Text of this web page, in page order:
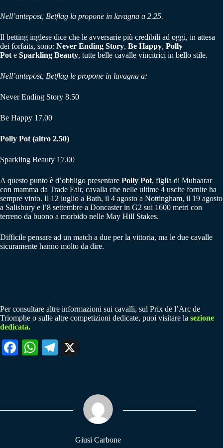
Nell’antepost, Betflag la propone in lavagna a 2.25.
Il betting inglese dice che le avversarie più credibili ad oggi, in attesa
dei forfaits, sono: Never Ending Story, Be Happy, Polly
Pot e Sparkling Beauty, tutte belle cavalle vincitrici in bello stile.
Nell’antepost, Betflag le propone in lavagna a:
Never Ending Story 8.50
Be Happy 17.00
Polly Pot (altro 2.50)
Sparkling Beauty 17.00
A questo punto è d’obbligo presentare Polly Pot, figlia di Muhaarar
con mamma da Trade Fair, cavalla che nelle ultime 4 uscite fornite ha
sempre vinto. Il 12 luglio a Bath, il 4 agosto a Nottingham, il 19 agosto
a Salisbury e l’8 settembre a Doncaster in G2 sui 1600 metri con
terreno da buono a morbido nelle May Hill Stakes.
Difficile pensare ad un match a due per la vittoria, ma le due cavalle
sicuramente hanno molto da dire.
Per consultare altre informazioni sui cavalli, sul Prix de l’Arc de
Triomphe o sulle altre competizioni dedicate, puoi visitare la sezione
dedicata.
Fa W
pp
Te
m
Giusi Carbone